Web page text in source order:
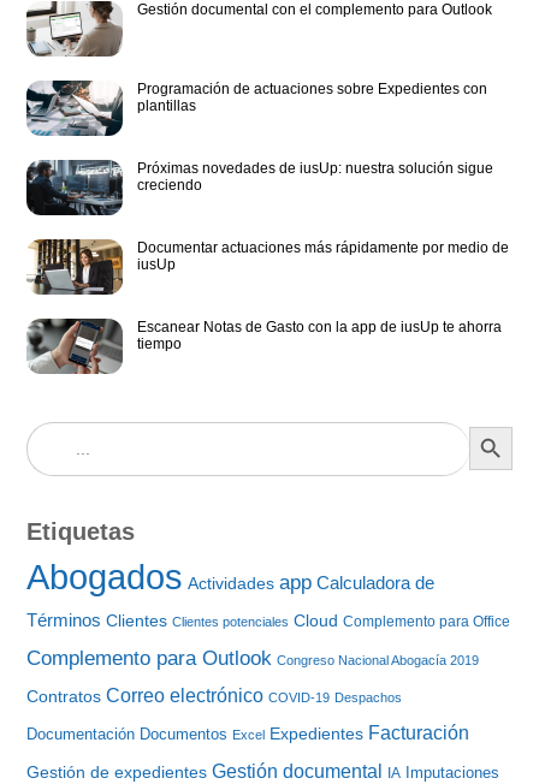
Gestión documental con el complemento para Outlook
Programación de actuaciones sobre Expedientes con
plantillas
Próximas novedades de iusUp: nuestra solución sigue
creciendo
Documentar actuaciones más rápidamente por medio de
iusUp
Escanear Notas de Gasto con la app de iusUp te ahorra
tiempo
Buscar: BOTÓN DE
Etiquetas
Abogados Actividades app Calculadora de
Términos Clientes Clientes potenciales Cloud Complemento para Office
Complemento para Outlook Congreso Nacional Abogacía 2019
Contratos Correo electrónico COVID-19 Despachos
Documentación Documentos Excel Expedientes Facturación
Gestión de expedientes Gestión documental IA Imputaciones